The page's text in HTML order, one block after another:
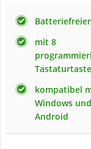
mit 8
kompatibel
Windows und
Android